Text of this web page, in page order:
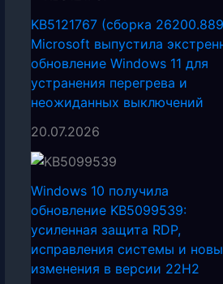
KB5121767 (сборка
Microsoft выпустила
обновление Windows 11 для
устранения перегрева и
неожиданных выключений
20.07.2026
Windows 10 получила
обновление KB5099539:
усиленная защита RDP,
исправления системы и
изменения в версии 22H2